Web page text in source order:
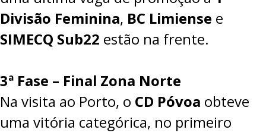
Divisão Feminina, BC Limiense e
SIMECQ Sub22 estão na frente.
3ª Fase – Final Zona Norte
Na visita ao Porto, o CD Póvoa obteve
uma vitória categórica, no primeiro